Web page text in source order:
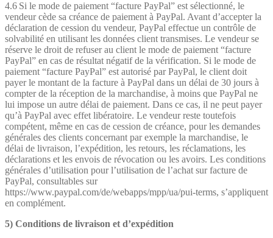
4.6 Si le mode de paiement “facture PayPal” est sélectionné, le
vendeur cède sa créance de paiement à PayPal. Avant d’accepter la
déclaration de cession du vendeur, PayPal effectue un contrôle de
solvabilité en utilisant les données client transmises. Le vendeur se
réserve le droit de refuser au client le mode de paiement “facture
PayPal” en cas de résultat négatif de la vérification. Si le mode de
paiement “facture PayPal” est autorisé par PayPal, le client doit
payer le montant de la facture à PayPal dans un délai de 30 jours à
compter de la réception de la marchandise, à moins que PayPal ne
lui impose un autre délai de paiement. Dans ce cas, il ne peut payer
qu’à PayPal avec effet libératoire. Le vendeur reste toutefois
compétent, même en cas de cession de créance, pour les demandes
générales des clients concernant par exemple la marchandise, le
délai de livraison, l’expédition, les retours, les réclamations, les
déclarations et les envois de révocation ou les avoirs. Les conditions
générales d’utilisation pour l’utilisation de l’achat sur facture de
PayPal, consultables sur
https://www.paypal.com/de/webapps/mpp/ua/pui-terms, s’appliquent
en complément.
5) Conditions de livraison et d’expédition